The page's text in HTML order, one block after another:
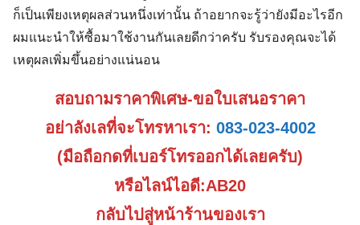
ก็เป็นเพียงเหตุผลส่วนหนึ่งเท่านั้น ถ้าอยากจะรู้ว่ายังมีอะไรอีก
ผมแนะนำให้ซื้อมาใช้งานกันเลยดีกว่าครับ รับรองคุณจะได้
เหตุผลเพิ่มขึ้นอย่างแน่นอน
สอบถามราคาพิเศษ-ขอใบเสนอราคา
อย่าลังเลที่จะโทรหาเรา: 083-023-4002
(มือถือกดที่เบอร์โทรออกได้เลยครับ)
หรือไลน์ไอดี:AB20
กลับไปสู่หน้าร้านของเรา